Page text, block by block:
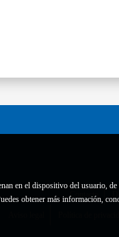
en el dispositivo del usuario,
obtener más información,
Contacto